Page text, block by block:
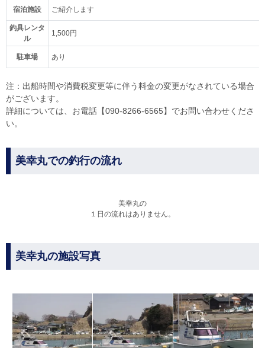
宿泊施設 ご紹介します
釣具レンタ
ル
1,500円
駐車場 あり
注：出船時間や消費税変更等に伴う料金の変更がなされている場合
がございます。
詳細については、お電話【090-8266-6565】でお問い合わせくださ
い。
美幸丸での釣行の流れ
美幸丸の
１日の流れはありません。
美幸丸の施設写真